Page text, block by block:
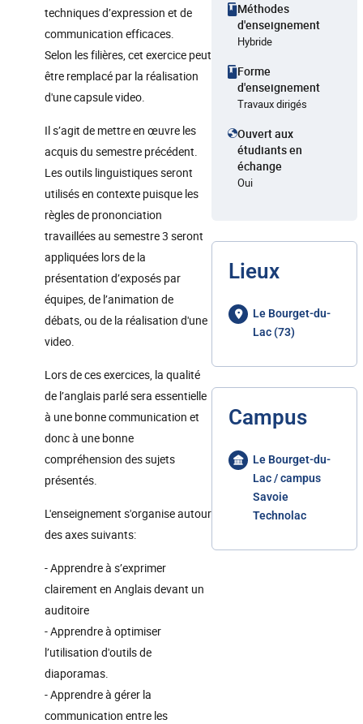
techniques d’expression et de
communication efficaces.
Selon les filières, cet exercice peut
être remplacé par la réalisation
d'une capsule video.
Il s’agit de mettre en œuvre les
acquis du semestre précédent.
Les outils linguistiques seront
utilisés en contexte puisque les
règles de prononciation
travaillées au semestre 3 seront
appliquées lors de la
présentation d’exposés par
équipes, de l’animation de
débats, ou de la réalisation d'une
video.
Lors de ces exercices, la qualité
de l’anglais parlé sera essentielle
à une bonne communication et
donc à une bonne
compréhension des sujets
présentés.
L'enseignement s'organise autour
des axes suivants:
- Apprendre à s’exprimer
clairement en Anglais devant un
auditoire
- Apprendre à optimiser
l’utilisation d'outils de
diaporamas.
- Apprendre à gérer la
communication entre les
Méthodes
d'enseignement
Hybride
Forme
d'enseignement
Travaux dirigés
Ouvert aux
étudiants en
échange
Oui
Lieux
Le Bourget-du-
Lac (73)
Campus
Le Bourget-du-
Lac / campus
Savoie
Technolac